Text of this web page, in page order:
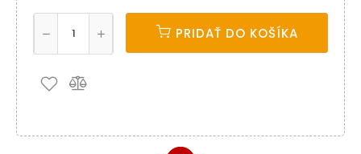
PRIDAŤ DO KOŠÍKA